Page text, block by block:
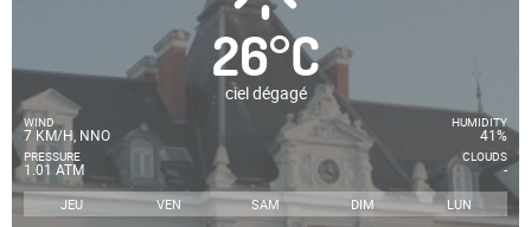
26°C
ciel dégagé
WIND
7 KM/H, NNO
PRESSURE
1.01 ATM
HUMIDITY
41%
CLOUDS
-
JEU VEN SAM DIM LUN